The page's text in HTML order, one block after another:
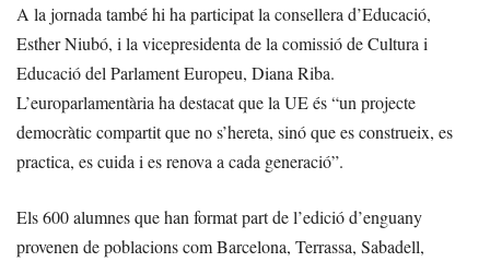
A la jornada també hi ha participat la consellera d’Educació,
Esther Niubó, i la vicepresidenta de la comissió de Cultura i
Educació del Parlament Europeu, Diana Riba.
L’europarlamentària ha destacat que la UE és “un projecte
democràtic compartit que no s’hereta, sinó que es construeix, es
practica, es cuida i es renova a cada generació”.
Els 600 alumnes que han format part de l’edició d’enguany
provenen de poblacions com Barcelona, Terrassa, Sabadell,